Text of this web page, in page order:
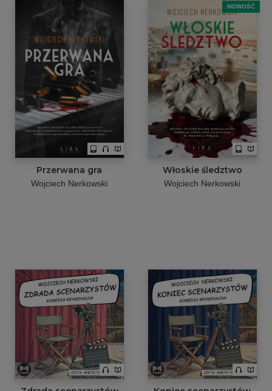
Przerwana gra
Wojciech Nerkowski
NOWOŚĆ
Włoskie śledztwo
Wojciech Nerkowski